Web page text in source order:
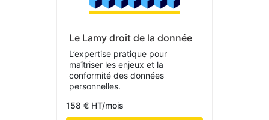
Le Lamy droit de la donnée
L’expertise pratique pour
maîtriser les enjeux et la
conformité des données
personnelles.
158 € HT/mois